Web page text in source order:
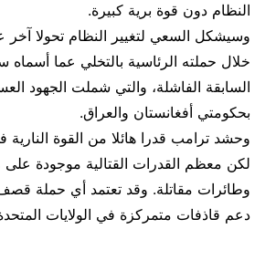
النظام دون قوة برية كبيرة.
وسيشكل السعي لتغيير النظام تحولا
خلال حملته الرئاسية بالتخلي عما أسماه
السابقة الفاشلة، والتي شملت الجهود
بحكومتي أفغانستان والعراق.
وحشد ترامب قدرا هائلا من القوة
لكن معظم القدرات القتالية موجودة
وطائرات مقاتلة. وقد تعتمد أي حملة
دعم قاذفات متمركزة في الولايات